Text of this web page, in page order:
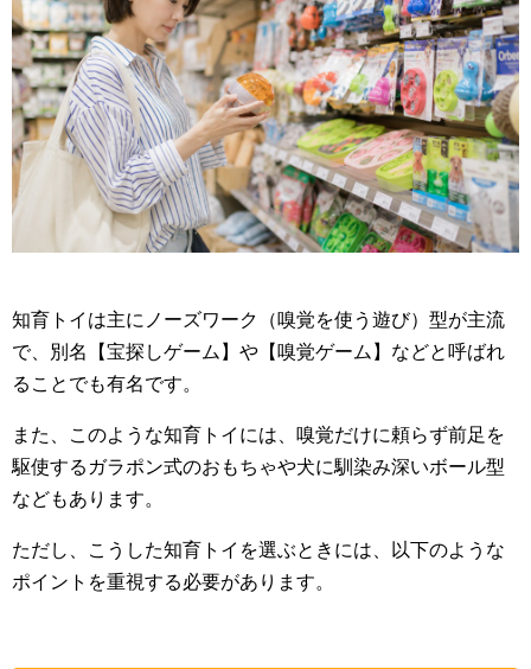
知育トイは主にノーズワーク（嗅覚を使う遊び）型が主流
で、別名【宝探しゲーム】や【嗅覚ゲーム】などと呼ばれ
ることでも有名です。
また、このような知育トイには、嗅覚だけに頼らず前足を
駆使するガラポン式のおもちゃや犬に馴染み深いボール型
などもあります。
ただし、こうした知育トイを選ぶときには、以下のような
ポイントを重視する必要があります。